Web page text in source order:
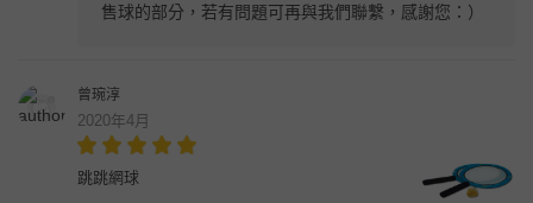
售球的部分，若有問題可再與我們聯繫，感謝您：）
曾琬淳
2020年4月
跳跳網球